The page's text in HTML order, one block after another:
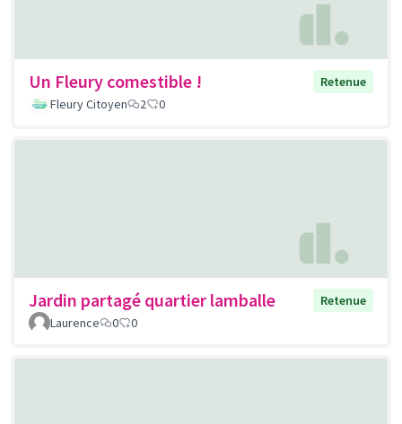
Un Fleury comestible !
Retenue
Fleury Citoyen
2 0
Jardin partagé quartier lamballe
Retenue
Laurence
0 0